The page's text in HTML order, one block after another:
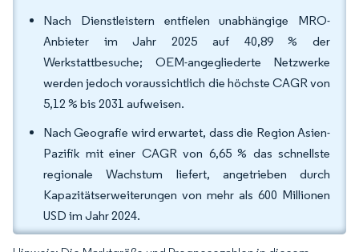
Nach Dienstleistern entfielen unabhängige MRO-
Anbieter im Jahr 2025 auf 40,89 % der
Werkstattbesuche; OEM-angegliederte Netzwerke
werden jedoch voraussichtlich die höchste CAGR von
5,12 % bis 2031 aufweisen.
Nach Geografie wird erwartet, dass die Region Asien-
Pazifik mit einer CAGR von 6,65 % das schnellste
regionale Wachstum liefert, angetrieben durch
Kapazitätserweiterungen von mehr als 600 Millionen
USD im Jahr 2024.